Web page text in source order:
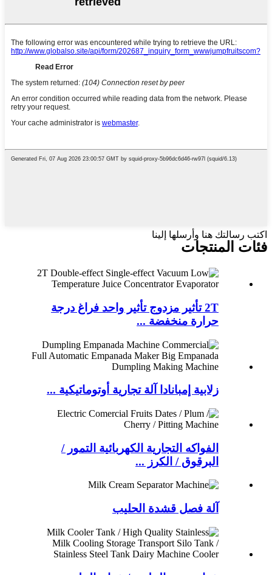
اكتب رسالتك هنا وأرسلها إلينا
فئات المنتجات
2T تأثير مزدوج تأثير واحد فراغ درجة
حرارة منخفضة ...
زلابية إمبانادا آلة تجارية أوتوماتيكية ...
الفواكه التجارية الكهربائية التمور /
البرقوق / الكرز ...
آلة فصل قشدة الحليب